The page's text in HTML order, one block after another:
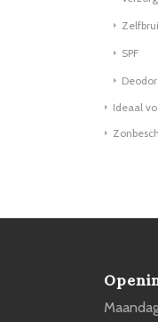
SPF
Ideaal